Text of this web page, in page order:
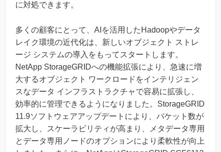
に対処できます。
多くの顧客にとって、AIを活用したHadoopやデータ
レイク環境の近代化は、新しいオブジェクト ストレ
ージ システムの導入をもってスタートします。
NetApp StorageGRIDへの機能拡張により、急速に増
大するオブジェクト ワークロードをインテリジェン
スなデータ インフラストラクチャで容易に拡張し、
効率的に管理できるようになりました。StorageGRID
11.9ソフトウェアアップデートにより、バケット数が
拡大し、スケーラビリティが高まり、メタデータ専用
とデータ専用ノードのオプションにより柔軟性が向上